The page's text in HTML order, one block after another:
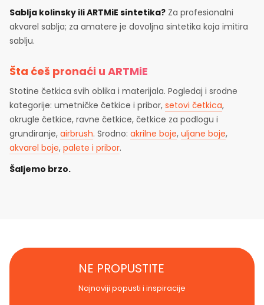
Sablja kolinsky ili ARTMiE sintetika? Za profesionalni
akvarel sablja; za amatere je dovoljna sintetika koja imitira
sablju.
Šta ćeš pronaći u ARTMiE
Stotine četkica svih oblika i materijala. Pogledaj i srodne
kategorije: umetničke četkice i pribor, setovi četkica,
okrugle četkice, ravne četkice, četkice za podlogu i
grundiranje, airbrush. Srodno: akrilne boje, uljane boje,
akvarel boje, palete i pribor.
Šaljemo brzo.
NE PROPUSTITE
Najnoviji popusti i inspiracije